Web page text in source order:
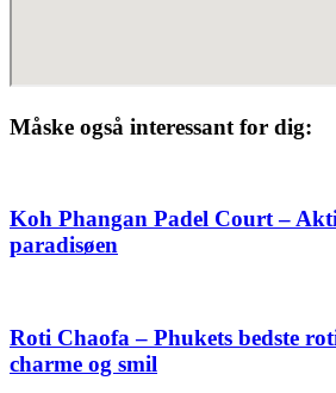
Måske også interessant for dig:
Koh Phangan Padel Court –
paradisøen
Roti Chaofa – Phukets bedste
charme og smil